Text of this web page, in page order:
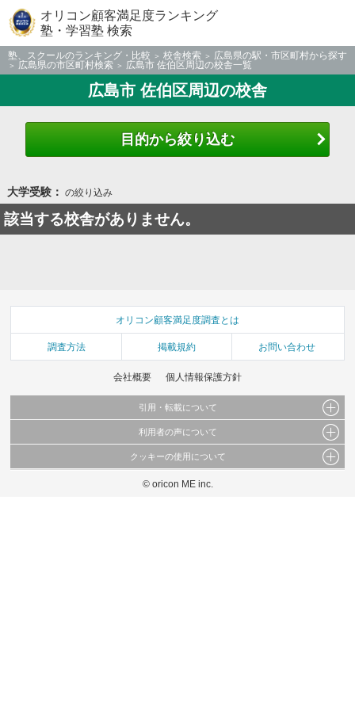
オリコン顧客満足度ランキング
塾・学習塾 検索
塾、スクールのランキング・比較 校舎検索
広島県の駅・市区町村から探す
広島県の市区町村検索
広島市 佐伯区周辺の校舎一覧
広島市 佐伯区周辺の校舎
目的から絞り込む
大学受験： の絞り込み
該当する校舎がありません。
オリコン顧客満足度調査とは
調査方法 掲載規約 お問い合わせ
会社概要 個人情報保護方針
引用・転載について
当サイトで公開されている情報（文字、写真、イラスト、画像データ等）及びこれらの配
これらの情報を権利者の許可なく無断転載・複製などの二次利用を行うことは固く禁じて
利用者の声について
当サイトに掲載している内容はすべてサービスの利用者が提出された見解・感想です。
弊社の見解・ 意見ではないことをご理解いただいた上でご覧ください。
クッキーの使用について
このサイトでは Cookie を使用して、ユーザーに合わせたコンテンツや広告の表示、ソー
© oricon ME inc.